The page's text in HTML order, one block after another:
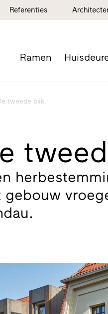
Referenties
Ramen
tweede blik.
gebouw